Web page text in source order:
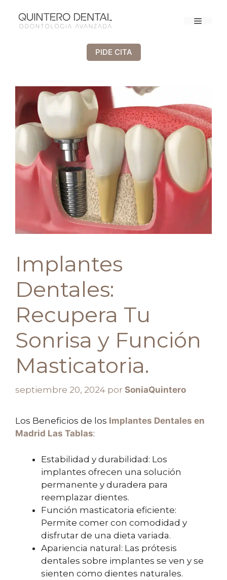
PIDE CITA
Implantes
Dentales:
Recupera Tu
Sonrisa y Función
Masticatoria.
septiembre 20, 2024 por SoniaQuintero
Los Beneficios de los Implantes Dentales en
Madrid Las Tablas:
Estabilidad y durabilidad: Los
implantes ofrecen una solución
permanente y duradera para
reemplazar dientes.
Función masticatoria eficiente:
Permite comer con comodidad y
disfrutar de una dieta variada.
Apariencia natural: Las prótesis
dentales sobre implantes se ven y se
sienten como dientes naturales.